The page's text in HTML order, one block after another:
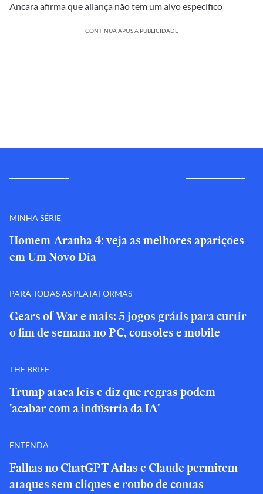
Ancara afirma que aliança não tem um alvo específico
CONTINUA APÓS A PUBLICIDADE
MINHA SÉRIE
Homem-Aranha 4: veja as melhores aparições
em Um Novo Dia
PARA TODAS AS PLATAFORMAS
Gears of War e mais: 5 jogos grátis para curtir
o fim de semana no PC, consoles e mobile
THE BRIEF
Trump ataca leis e diz que regras podem
'acabar com a indústria da IA'
ENTENDA
Falhas no ChatGPT Atlas e Claude permitem
ataques sem cliques e roubo de contas